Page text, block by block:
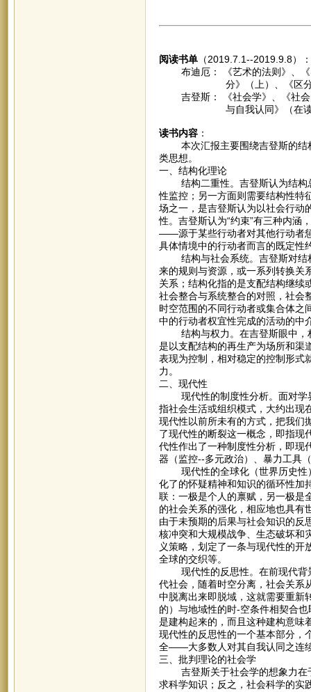
阅读书单（2019.7.1--2019.9.8）：
布迪厄： 《艺术的法则》、《
分》（上）、《区分》（
吉登斯： 《社会学》、《社会
与自我认同》（在读
读书内容：
本次汇报主要围绕吉登斯的结构
类思想。
一、结构化理论
结构二重性。吉登斯认为结构总
性监控；另一方面则需要结构性特
场之一，是吉登斯认为以社会行动
性。吉登斯认为“约束”有三种内
——源于某些行动者对其他行动者
具体情境中的行动者而言的既定性
结构与社会系统。吉登斯对结构
来的规则与资源，或一系列转换关
关系；结构化指的是支配结构继续
社会整合与系统整合的对照，社会
时空范围的不同行动者或集合体之
中的行动者权宜性完成的活动的中
结构与权力。在吉登斯眼中，权
是以支配结构的再生产为场所和渠
表现为控制，相对稳定的控制形式
力。
二、现代性
现代性的制度性分析。面对学界
指社会生活或组织模式，大约出现
现代性以前所未有的方式，把我们
了现代性的断裂这一概念，即指现
代性作出了一种制度性分析，即现
器（监控--多元政治）、暴力工具
现代性的全球化（世界历史性）
化了的怀疑精神和知识的循环性加
联：一极是个人的禀赋，另一极是
的社会关系的强化，相应地也具有
由于未预期的后果与社会知识的反
核冲突和大规模战争、生态破坏和
义策略，划定了一条与现代性的
全球的交织等。
现代性的反思性。在前现代背景
代社会，随着时空分离，社会关系
中脱离出来即脱域，这就需要重新
的）与地域性的时-空条件相契合
是建构起来的，而且这种建构意味
现代性的反思性的一个基本部分，
全——大多数人对其自我认同之连
三、批判理论的社会学
吉登斯关于社会学的想象力在于
求科学知识；反之，社会科学的实